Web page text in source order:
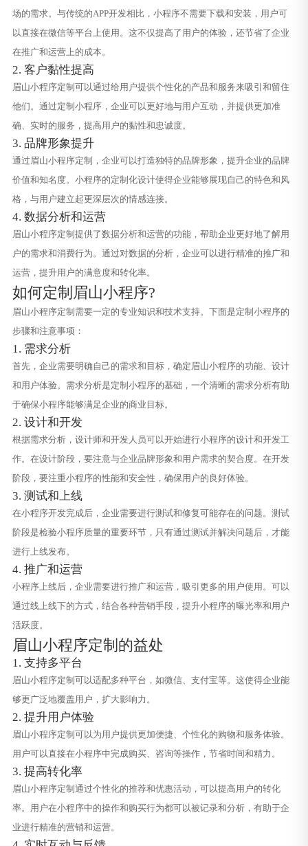
场的需求。与传统的APP开发相比，小程序不需要下载和安装，用户可
以直接在微信等平台上使用。这不仅提高了用户的体验，还节省了企业
在推广和运营上的成本。
2. 客户黏性提高
眉山小程序定制可以通过给用户提供个性化的产品和服务来吸引和留住
他们。通过定制小程序，企业可以更好地与用户互动，并提供更加准
确、实时的服务，提高用户的黏性和忠诚度。
3. 品牌形象提升
通过眉山小程序定制，企业可以打造独特的品牌形象，提升企业的品牌
价值和知名度。小程序的定制化设计使得企业能够展现自己的特色和风
格，与用户建立起更深层次的情感连接。
4. 数据分析和运营
眉山小程序定制提供了数据分析和运营的功能，帮助企业更好地了解用
户的需求和消费行为。通过对数据的分析，企业可以进行精准的推广和
运营，提升用户的满意度和转化率。
如何定制眉山小程序?
眉山小程序定制需要一定的专业知识和技术支持。下面是定制小程序的
步骤和注意事项：
1. 需求分析
首先，企业需要明确自己的需求和目标，确定眉山小程序的功能、设计
和用户体验。需求分析是定制小程序的基础，一个清晰的需求分析有助
于确保小程序能够满足企业的商业目标。
2. 设计和开发
根据需求分析，设计师和开发人员可以开始进行小程序的设计和开发工
作。在设计阶段，要注意与企业品牌形象和用户需求的契合度。在开发
阶段，要注重小程序的性能和安全性，确保用户的良好体验。
3. 测试和上线
在小程序开发完成后，企业需要进行测试和修复可能存在的问题。测试
阶段是检验小程序质量的重要环节，只有通过测试并解决问题后，才能
进行上线发布。
4. 推广和运营
小程序上线后，企业需要进行推广和运营，吸引更多的用户使用。可以
通过线上线下的方式，结合各种营销手段，提升小程序的曝光率和用户
活跃度。
眉山小程序定制的益处
1. 支持多平台
眉山小程序定制可以适配多种平台，如微信、支付宝等。这使得企业能
够更广泛地覆盖用户，扩大影响力。
2. 提升用户体验
眉山小程序定制可以为用户提供更加便捷、个性化的购物和服务体验。
用户可以直接在小程序中完成购买、咨询等操作，节省时间和精力。
3. 提高转化率
眉山小程序定制通过个性化的推荐和优惠活动，可以提高用户的转化
率。用户在小程序中的操作和购买行为都可以被记录和分析，有助于企
业进行精准的营销和运营。